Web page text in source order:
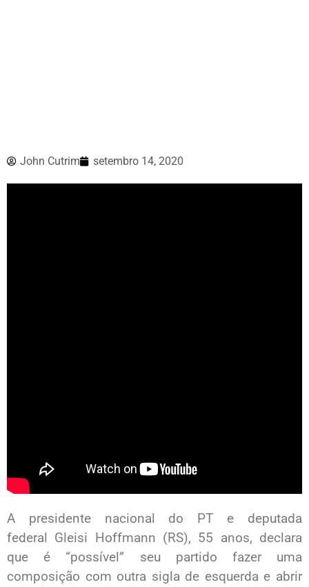
John Cutrim setembro 14, 2020
A presidente nacional do PT e deputada
federal Gleisi Hoffmann (RS), 55 anos, declara
que é “possível” seu partido fazer uma
composição com outra sigla de esquerda e abrir